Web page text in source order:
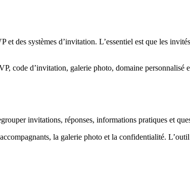
des systèmes d’invitation. L’essentiel est que les
code d’invitation, galerie photo, domaine
invitations, réponses, informations pratiques et
la galerie photo et la confidentialité.